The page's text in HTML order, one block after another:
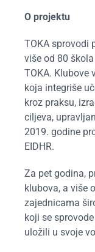
O projektu
TOKA sprovodi
više od 80
TOKA. Klubove
koja integriše
kroz praksu,
ciljeva,
2019. godine
EIDHR.
Za pet godina,
klubova, a više
zajednicama
koji se
uložili u svoje